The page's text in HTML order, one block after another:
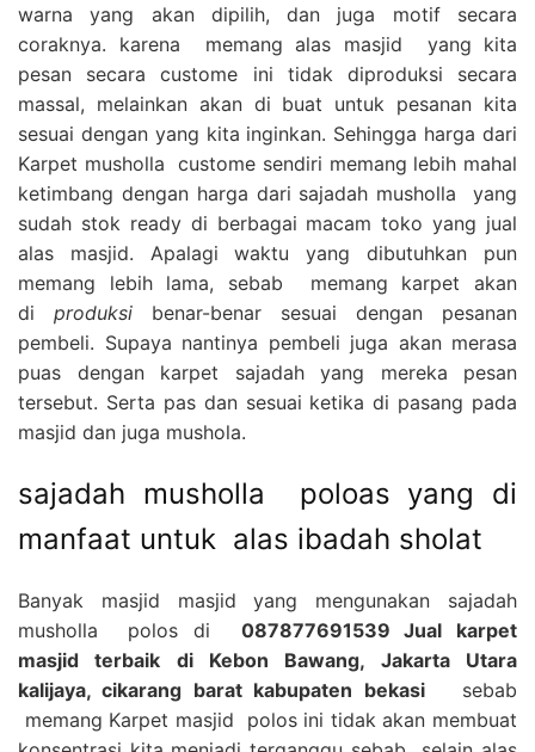
warna yang akan dipilih, dan juga motif secara
coraknya. karena memang alas masjid yang kita
pesan secara custome ini tidak diproduksi secara
massal, melainkan akan di buat untuk pesanan kita
sesuai dengan yang kita inginkan. Sehingga harga dari
Karpet musholla custome sendiri memang lebih mahal
ketimbang dengan harga dari sajadah musholla yang
sudah stok ready di berbagai macam toko yang jual
alas masjid. Apalagi waktu yang dibutuhkan pun
memang lebih lama, sebab memang karpet akan
di produksi benar-benar sesuai dengan pesanan
pembeli. Supaya nantinya pembeli juga akan merasa
puas dengan karpet sajadah yang mereka pesan
tersebut. Serta pas dan sesuai ketika di pasang pada
masjid dan juga mushola.
sajadah musholla poloas yang di
manfaat untuk alas ibadah sholat
Banyak masjid masjid yang mengunakan sajadah
musholla polos di 087877691539 Jual karpet
masjid terbaik di Kebon Bawang, Jakarta Utara
kalijaya, cikarang barat kabupaten bekasisebab
memang Karpet masjid polos ini tidak akan membuat